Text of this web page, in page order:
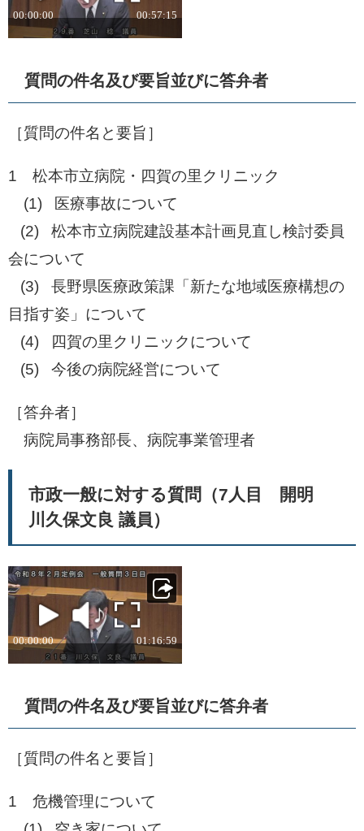
質問の件名及び要旨並びに答弁者
［質問の件名と要旨］​
1 松本市立病院・四賀の里クリニック
​ (1) 医療事故について
(2) 松本市立病院建設基本計画見直し検討委員
会について
(3) 長野県医療政策課「新たな地域医療構想の
目指す姿」について
(4) 四賀の里クリニックについて
(5) 今後の病院経営について
［答弁者］
​ 病院局事務部長、病院事業管理者​
市政一般に対する質問（7人目 開明
川久保文良 議員）
質問の件名及び要旨並びに答弁者
［質問の件名と要旨］​
1 危機管理について